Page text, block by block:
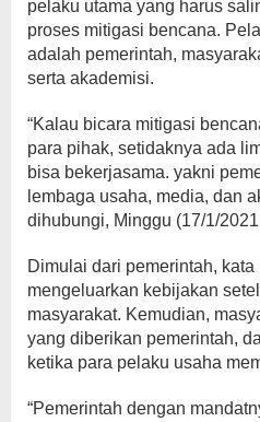
pelaku utama yang harus
proses mitigasi bencana.
adalah pemerintah,
serta akademisi.
“Kalau bicara mitigasi
para pihak, setidaknya ada
bisa bekerjasama. yakni
lembaga usaha, media, dan
dihubungi, Minggu (17/1/2021
Dimulai dari pemerintah,
mengeluarkan kebijakan
masyarakat. Kemudian,
yang diberikan pemerintah,
ketika para pelaku usaha
“Pemerintah dengan